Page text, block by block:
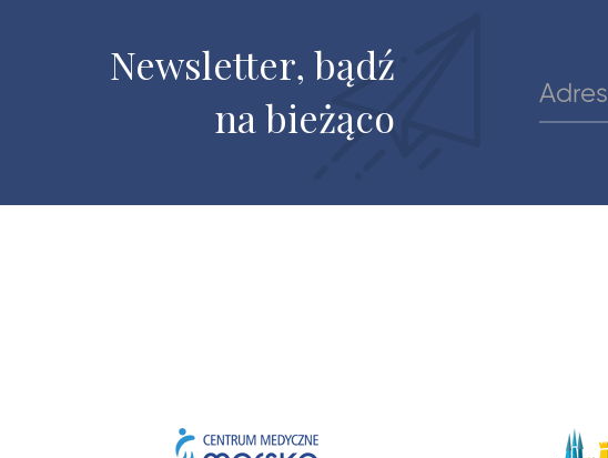
2026.11.27 - 2026.11.28
Newsletter, bądź
na bieżąco